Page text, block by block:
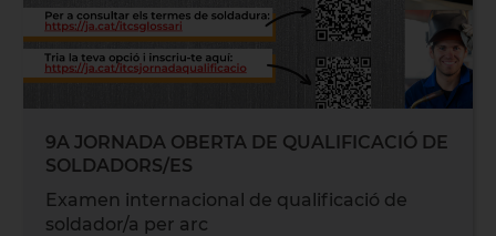
9A JORNADA OBERTA DE QUALIFICACIÓ DE
SOLDADORS/ES
Examen internacional de qualificació de
soldador/a per arc